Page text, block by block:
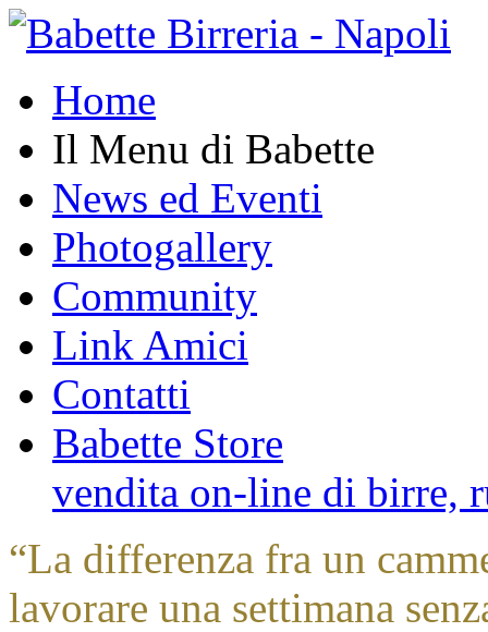
Home
Il Menu di Babette
News ed Eventi
Photogallery
Community
Link Amici
Contatti
Babette Store
vendita on-line di birre,
“La differenza fra un
lavorare una settimana